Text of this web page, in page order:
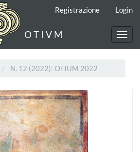
Registrazione Login
O T I V M
N. 12 (2022): OTIUM 2022